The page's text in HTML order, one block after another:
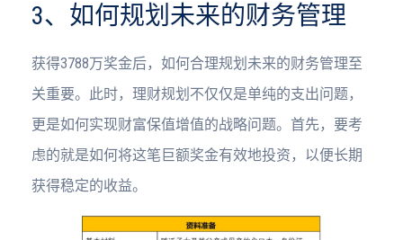
3、如何规划未来的财务管理
获得3788万奖金后，如何合理规划未来的财务管理至
关重要。此时，理财规划不仅仅是单纯的支出问题，
更是如何实现财富保值增值的战略问题。首先，要考
虑的就是如何将这笔巨额奖金有效地投资，以便长期
获得稳定的收益。